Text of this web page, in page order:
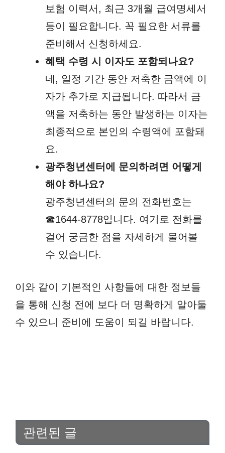
보험 이력서, 최근 3개월 급여명세서
등이 필요합니다. 꼭 필요한 서류를
준비해서 신청하세요.
혜택 수령 시 이자도 포함되나요?
네, 일정 기간 동안 저축한 금액에 이
자가 추가로 지급됩니다. 따라서 금
액을 저축하는 동안 발생하는 이자는
최종적으로 본인의 수령액에 포함돼
요.
광주청년센터에 문의하려면 어떻게
해야 하나요?
광주청년센터의 문의 전화번호는
☎1644-8778입니다. 여기로 전화를
걸어 궁금한 점을 자세하게 물어볼
수 있습니다.
이와 같이 기본적인 사항들에 대한 정보들
을 통해 신청 전에 보다 더 명확하게 알아둘
수 있으니 준비에 도움이 되길 바랍니다.
관련된 글